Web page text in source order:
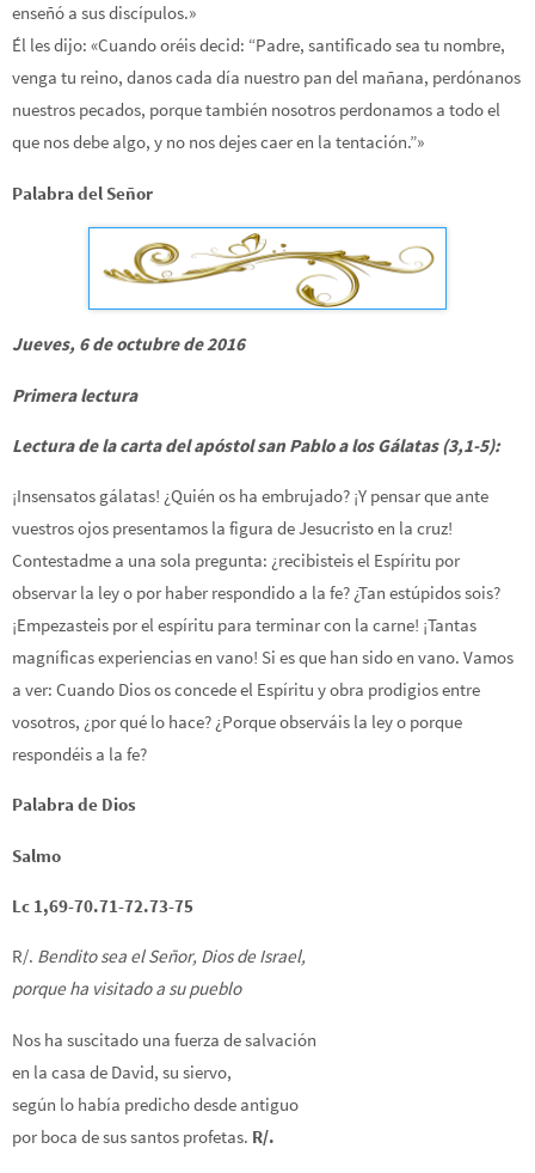
enseñó a sus discípulos.»
Él les dijo: «Cuando oréis decid: “Padre, santificado sea tu nombre,
venga tu reino, danos cada día nuestro pan del mañana, perdónanos
nuestros pecados, porque también nosotros perdonamos a todo el
que nos debe algo, y no nos dejes caer en la tentación.”»
Palabra del Señor
Jueves, 6 de octubre de 2016
Primera lectura
Lectura de la carta del apóstol san Pablo a los Gálatas (3,1-5):
¡Insensatos gálatas! ¿Quién os ha embrujado? ¡Y pensar que ante
vuestros ojos presentamos la figura de Jesucristo en la cruz!
Contestadme a una sola pregunta: ¿recibisteis el Espíritu por
observar la ley o por haber respondido a la fe? ¿Tan estúpidos sois?
¡Empezasteis por el espíritu para terminar con la carne! ¡Tantas
magníficas experiencias en vano! Si es que han sido en vano. Vamos
a ver: Cuando Dios os concede el Espíritu y obra prodigios entre
vosotros, ¿por qué lo hace? ¿Porque observáis la ley o porque
respondéis a la fe?
Palabra de Dios
Salmo
Lc 1,69-70.71-72.73-75
R/. Bendito sea el Señor, Dios de Israel,
porque ha visitado a su pueblo
Nos ha suscitado una fuerza de salvación
en la casa de David, su siervo,
según lo había predicho desde antiguo
por boca de sus santos profetas. R/.